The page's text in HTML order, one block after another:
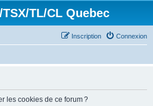
TL/CL Quebec
Connexion
Inscription
les cookies de ce forum ?